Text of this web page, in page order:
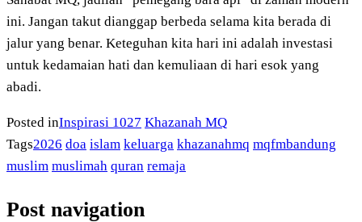
ini. Jangan takut dianggap berbeda selama kita berada di
jalur yang benar. Keteguhan kita hari ini adalah investasi
untuk kedamaian hati dan kemuliaan di hari esok yang
abadi.
Posted inInspirasi 1027 Khazanah MQ
Tags2026 doa islam keluarga khazanahmq mqfmbandung
muslim muslimah quran remaja
Post navigation